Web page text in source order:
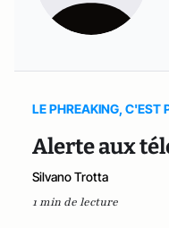
LE PHREAKING, C'EST
Alerte aux
Silvano Trotta
1 min de lecture